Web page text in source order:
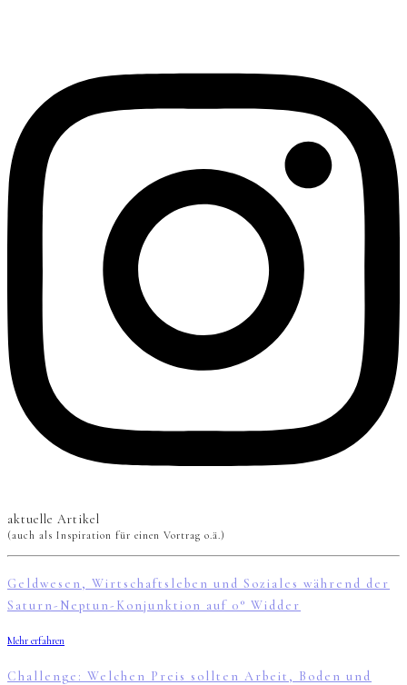
aktuelle Artikel
(auch als Inspiration für einen Vortrag o.ä.)
Geldwesen, Wirtschaftsleben und Soziales während der
Saturn-Neptun-Konjunktion auf 0° Widder
Mehr erfahren
Challenge: Welchen Preis sollten Arbeit, Boden und